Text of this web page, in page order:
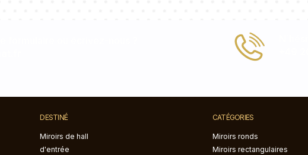
DESTINÉ
Miroirs de hall
d'entrée
CATÉGORIES
Miroirs ronds
Miroirs rectangulaires